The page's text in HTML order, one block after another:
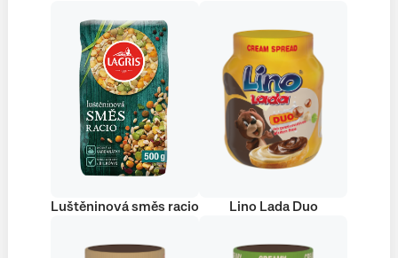
Luštěninová směs racio Lino Lada Duo